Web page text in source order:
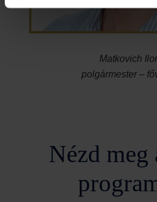
Matkovich
polgármester –
Nézd meg